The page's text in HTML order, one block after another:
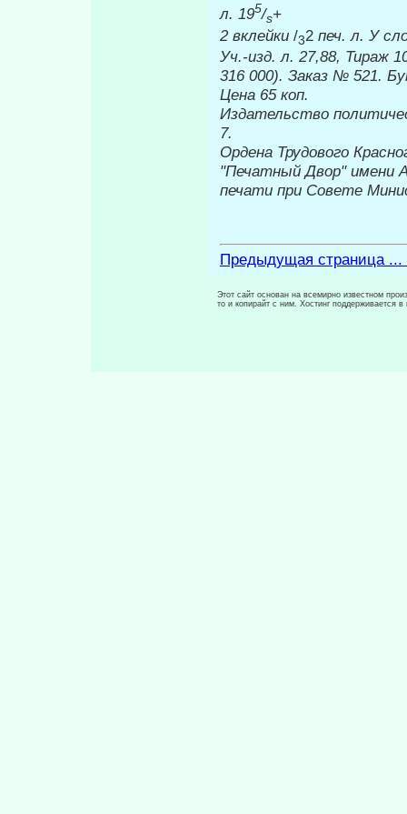
л. 195/s+
2 вклейки /32 печ. л. У
Уч.-изд. л. 27,88, Тираж
316 000). Заказ № 521.
Цена 65 коп.
Издательство
7.
Ордена Трудового
"Печатный Двор" имени
печати при Совете
Предыдущая страница ...
Этот сайт основан на всемирно известном
то и копирайт с ним. Хостинг поддерживается